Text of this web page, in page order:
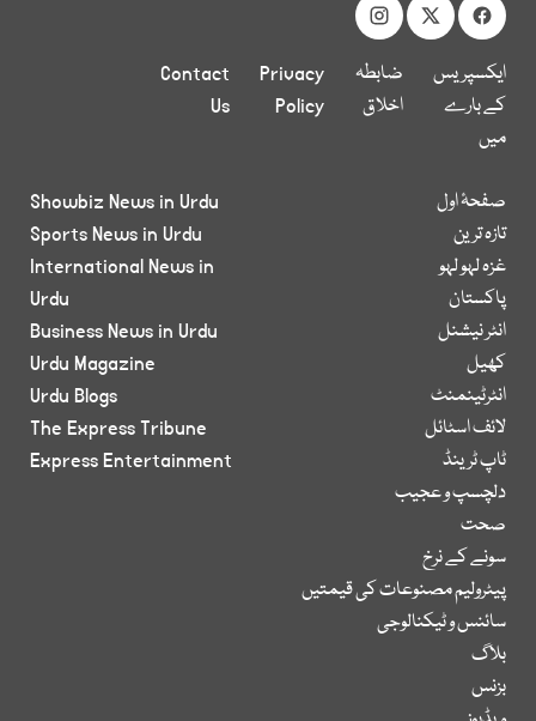
ایکسپریس
کے بارے
میں
ضابطہ
اخلاق
Privacy
Policy
Contact
Us
صفحۂ اول
تازہ ترین
غزہ لہو لہو
پاکستان
انٹر نیشنل
کھیل
انٹرٹینمنٹ
لائف اسٹائل
ٹاپ ٹرینڈ
دلچسپ و عجیب
صحت
سونے کے نرخ
پیٹرولیم مصنوعات کی قیمتیں
سائنس و ٹیکنالوجی
بلاگ
بزنس
Showbiz News in Urdu
Sports News in Urdu
International News in
Urdu
Business News in Urdu
Urdu Magazine
Urdu Blogs
The Express Tribune
Express Entertainment